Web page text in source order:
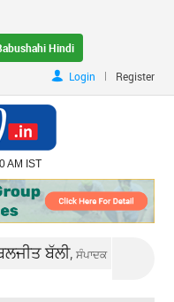
Hindi
Login
| Register
AM IST
ਬੱਲੀ,ਸੰਪਾਦਕ